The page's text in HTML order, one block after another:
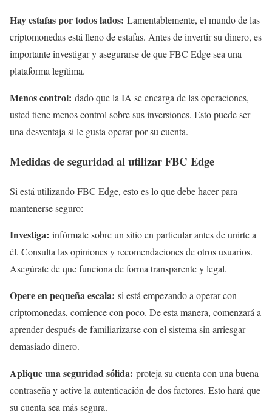
Hay estafas por todos lados: Lamentablemente, el mundo de las
criptomonedas está lleno de estafas. Antes de invertir su dinero, es
importante investigar y asegurarse de que FBC Edge sea una
plataforma legítima.
Menos control: dado que la IA se encarga de las operaciones,
usted tiene menos control sobre sus inversiones. Esto puede ser
una desventaja si le gusta operar por su cuenta.
Medidas de seguridad al utilizar FBC Edge
Si está utilizando FBC Edge, esto es lo que debe hacer para
mantenerse seguro:
Investiga: infórmate sobre un sitio en particular antes de unirte a
él. Consulta las opiniones y recomendaciones de otros usuarios.
Asegúrate de que funciona de forma transparente y legal.
Opere en pequeña escala: si está empezando a operar con
criptomonedas, comience con poco. De esta manera, comenzará a
aprender después de familiarizarse con el sistema sin arriesgar
demasiado dinero.
Aplique una seguridad sólida: proteja su cuenta con una buena
contraseña y active la autenticación de dos factores. Esto hará que
su cuenta sea más segura.